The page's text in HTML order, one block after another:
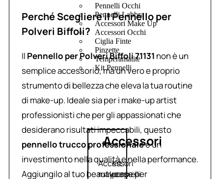
Pennelli Occhi
Pennelli Labbra
Accessori Make Up
Accessori Occhi
Ciglia Finte
Pinzette
Temperamatite
Kit Pennelli
Accessori
Accessori
make up
Kit
pennelli
Perché Scegliere il Pennello per
Polveri Biffoli?
Il Pennello per Polveri Biffoli 71131 non è un
semplice accessorio, ma un vero e proprio
strumento di bellezza che eleva la tua routine
di make-up. Ideale sia per i make-up artist
professionisti che per gli appassionati che
desiderano risultati impeccabili, questo
pennello trucco professionaleè un
investimento nella qualità e nella performance.
Aggiungilo al tuo beauty case per